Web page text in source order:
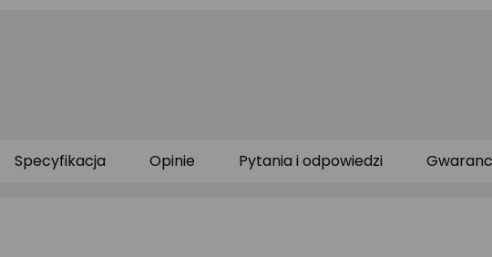
Specyfikacja Opinie Pytania i odpowiedzi